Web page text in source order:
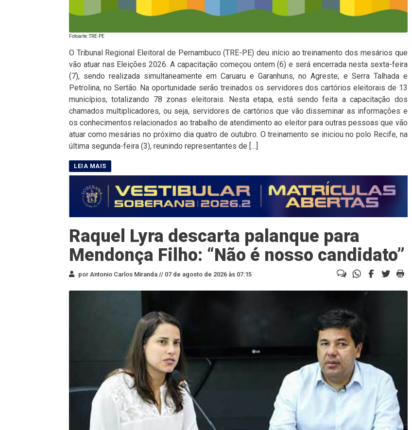
Fotoarte: TRE-PE
O Tribunal Regional Eleitoral de Pernambuco (TRE-PE) deu início ao treinamento dos mesários que
vão atuar nas Eleições 2026. A capacitação começou ontem (6) e será encerrada nesta sexta-feira
(7), sendo realizada simultaneamente em Caruaru e Garanhuns, no Agreste; e Serra Talhada e
Petrolina, no Sertão. Na oportunidade serão treinados os servidores dos cartórios eleitorais de 13
municípios, totalizando 78 zonas eleitorais. Nesta etapa, está sendo feita a capacitação dos
chamados multiplicadores, ou seja, servidores de cartórios que vão disseminar as informações e
os conhecimentos relacionados ao trabalho de atendimento ao eleitor para outras pessoas que vão
atuar como mesárias no próximo dia quatro de outubro. O treinamento se iniciou no polo Recife, na
última segunda-feira (3), reunindo representantes de […]
Raquel Lyra descarta palanque para
Mendonça Filho: “Não é nosso candidato”
por Antonio Carlos Miranda // 07 de agosto de 2026 às 07:15